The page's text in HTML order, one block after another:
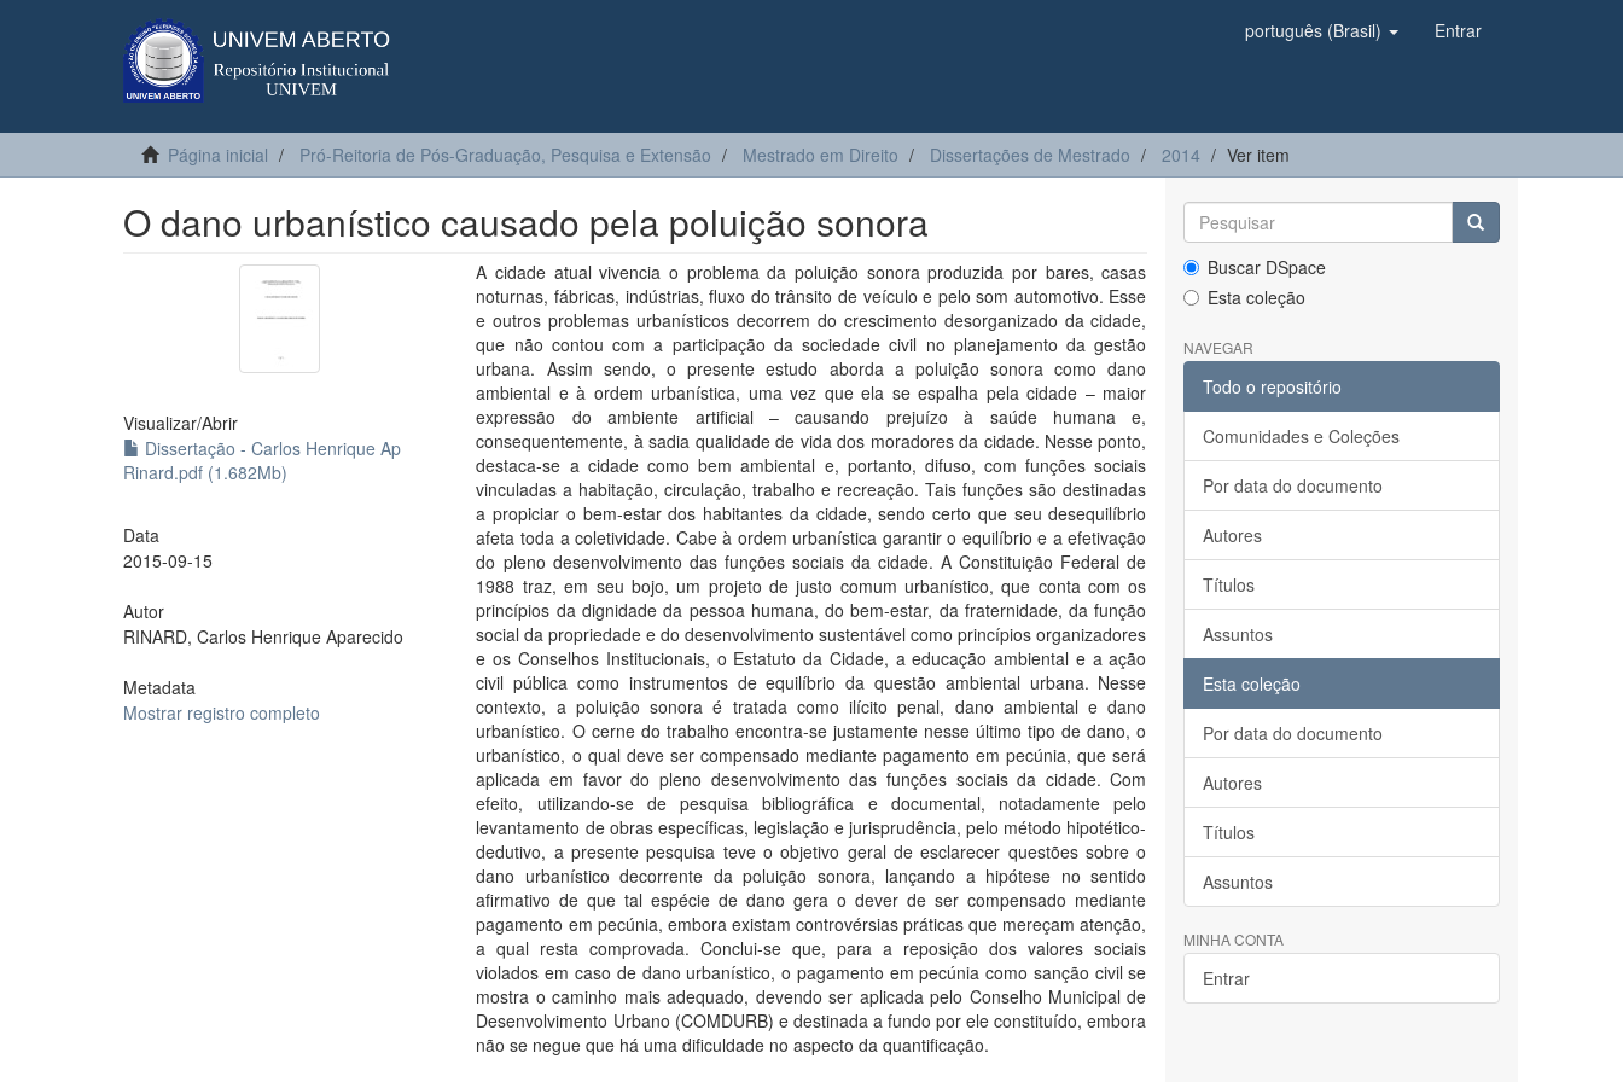
português (Brasil) Entrar
Página inicial Pró-Reitoria de Pós-Graduação, Pesquisa e Extensão Mestrado em Direito Dissertações de Mestrado 2014 Ver item
O dano urbanístico causado pela poluição sonora
Visualizar/Abrir
Dissertação - Carlos Henrique Ap
Rinard.pdf (1.682Mb)
Data
2015-09-15
Autor
RINARD, Carlos Henrique Aparecido
Metadata
Mostrar registro completo
A cidade atual vivencia o problema da poluição sonora produzida por bares, casas
noturnas, fábricas, indústrias, fluxo do trânsito de veículo e pelo som automotivo. Esse
e outros problemas urbanísticos decorrem do crescimento desorganizado da cidade,
que não contou com a participação da sociedade civil no planejamento da gestão
urbana. Assim sendo, o presente estudo aborda a poluição sonora como dano
ambiental e à ordem urbanística, uma vez que ela se espalha pela cidade – maior
expressão do ambiente artificial – causando prejuízo à saúde humana e,
consequentemente, à sadia qualidade de vida dos moradores da cidade. Nesse ponto,
destaca-se a cidade como bem ambiental e, portanto, difuso, com funções sociais
vinculadas a habitação, circulação, trabalho e recreação. Tais funções são destinadas
a propiciar o bem-estar dos habitantes da cidade, sendo certo que seu desequilíbrio
afeta toda a coletividade. Cabe à ordem urbanística garantir o equilíbrio e a efetivação
do pleno desenvolvimento das funções sociais da cidade. A Constituição Federal de
1988 traz, em seu bojo, um projeto de justo comum urbanístico, que conta com os
princípios da dignidade da pessoa humana, do bem-estar, da fraternidade, da função
social da propriedade e do desenvolvimento sustentável como princípios organizadores
e os Conselhos Institucionais, o Estatuto da Cidade, a educação ambiental e a ação
civil pública como instrumentos de equilíbrio da questão ambiental urbana. Nesse
contexto, a poluição sonora é tratada como ilícito penal, dano ambiental e dano
urbanístico. O cerne do trabalho encontra-se justamente nesse último tipo de dano, o
urbanístico, o qual deve ser compensado mediante pagamento em pecúnia, que será
aplicada em favor do pleno desenvolvimento das funções sociais da cidade. Com
efeito, utilizando-se de pesquisa bibliográfica e documental, notadamente pelo
levantamento de obras específicas, legislação e jurisprudência, pelo método hipotético-
dedutivo, a presente pesquisa teve o objetivo geral de esclarecer questões sobre o
dano urbanístico decorrente da poluição sonora, lançando a hipótese no sentido
afirmativo de que tal espécie de dano gera o dever de ser compensado mediante
pagamento em pecúnia, embora existam controvérsias práticas que mereçam atenção,
a qual resta comprovada. Conclui-se que, para a reposição dos valores sociais
violados em caso de dano urbanístico, o pagamento em pecúnia como sanção civil se
mostra o caminho mais adequado, devendo ser aplicada pelo Conselho Municipal de
Desenvolvimento Urbano (COMDURB) e destinada a fundo por ele constituído, embora
não se negue que há uma dificuldade no aspecto da quantificação.
Buscar DSpace
Esta coleção
NAVEGAR
Todo o repositório
Comunidades e Coleções
Por data do documento
Autores
Títulos
Assuntos
Esta coleção
Por data do documento
Autores
Títulos
Assuntos
MINHA CONTA
Entrar